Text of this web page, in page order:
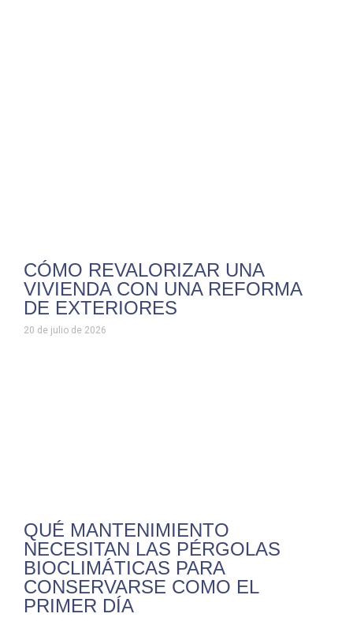
CÓMO REVALORIZAR UNA
VIVIENDA CON UNA REFORMA
DE EXTERIORES
20 de julio de 2026
QUÉ MANTENIMIENTO
NECESITAN LAS PÉRGOLAS
BIOCLIMÁTICAS PARA
CONSERVARSE COMO EL
PRIMER DÍA